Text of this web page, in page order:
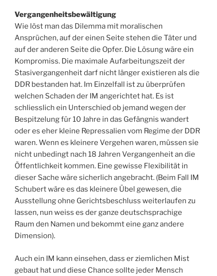
Vergangenheitsbewältigung
Wie löst man das Dilemma mit moralischen
Ansprüchen, auf der einen Seite stehen die Täter und
auf der anderen Seite die Opfer. Die Lösung wäre ein
Kompromiss. Die maximale Aufarbeitungszeit der
Stasivergangenheit darf nicht länger existieren als die
DDR bestanden hat. Im Einzelfall ist zu überprüfen
welchen Schaden der IM angerichtet hat. Es ist
schliesslich ein Unterschied ob jemand wegen der
Bespitzelung für 10 Jahre in das Gefängnis wandert
oder es eher kleine Repressalien vom Regime der DDR
waren. Wenn es kleinere Vergehen waren, müssen sie
nicht unbedingt nach 18 Jahren Vergangenheit an die
Öffentlichkeit kommen. Eine gewisse Flexibilität in
dieser Sache wäre sicherlich angebracht. (Beim Fall IM
Schubert wäre es das kleinere Übel gewesen, die
Ausstellung ohne Gerichtsbeschluss weiterlaufen zu
lassen, nun weiss es der ganze deutschsprachige
Raum den Namen und bekommt eine ganz andere
Dimension).
Auch ein IM kann einsehen, dass er ziemlichen Mist
gebaut hat und diese Chance sollte jeder Mensch